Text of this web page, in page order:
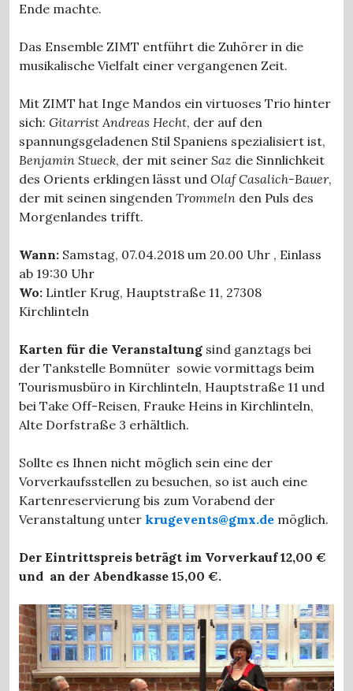
Ende machte.
Das Ensemble ZIMT entführt die Zuhörer in die
musikalische Vielfalt einer vergangenen Zeit.
Mit ZIMT hat Inge Mandos ein virtuoses Trio hinter
sich: Gitarrist Andreas Hecht, der auf den
spannungsgeladenen Stil Spaniens spezialisiert ist,
Benjamin Stueck, der mit seiner Saz die Sinnlichkeit
des Orients erklingen lässt und Olaf Casalich-Bauer,
der mit seinen singenden Trommeln den Puls des
Morgenlandes trifft.
Wann: Samstag, 07.04.2018 um 20.00 Uhr , Einlass
ab 19:30 Uhr
Wo: Lintler Krug, Hauptstraße 11, 27308
Kirchlinteln
Karten für die Veranstaltung sind ganztags bei
der Tankstelle Bomnüter sowie vormittags beim
Tourismusbüro in Kirchlinteln, Hauptstraße 11 und
bei Take Off-Reisen, Frauke Heins in Kirchlinteln,
Alte Dorfstraße 3 erhältlich.
Sollte es Ihnen nicht möglich sein eine der
Vorverkaufsstellen zu besuchen, so ist auch eine
Kartenreservierung bis zum Vorabend der
Veranstaltung unter krugevents@gmx.de möglich.
Der Eintrittspreis beträgt im Vorverkauf 12,00 €
und an der Abendkasse 15,00 €.